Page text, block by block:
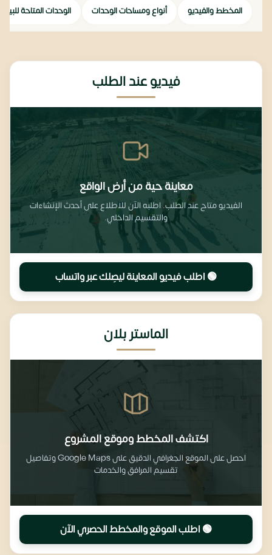
المخطط والفيديو أنواع ومساحات الوحدات الوحدات المتاحة للبيع
فيديو عند الطلب
معاينة حية من أرض الواقع
الفيديو متاح عند الطلب. اطلبه الآن للاطلاع على أحدث الإنشاءات
والتقسيم الداخلي.
🟢 اطلب فيديو المعاينة ليصِلك عبر واتساب
الماستر بلان
اكتشف المخطط وموقع المشروع
احصل على الموقع الجغرافي الدقيق على Google Maps وتفاصيل
تقسيم المرافق والخدمات
🟢 اطلب الموقع والمخطط الحصري الآن